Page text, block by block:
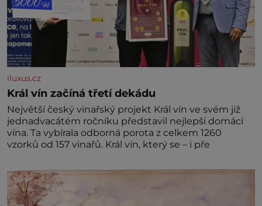
iluxus.cz
Král vín začíná třetí dekádu
Největší český vinařský projekt Král vín ve svém již
jednadvacátém ročníku představil nejlepší domácí
vína. Ta vybírala odborná porota z celkem 1260
vzorků od 157 vinařů. Král vín, který se – i pře